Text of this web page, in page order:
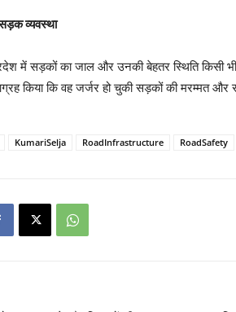
व्यवस्था
में सड़कों का जाल और उनकी बेहतर स्थिति किसी
किया कि वह जर्जर हो चुकी सड़कों की मरम्मत
KumariSelja RoadInfrastructure RoadSafety